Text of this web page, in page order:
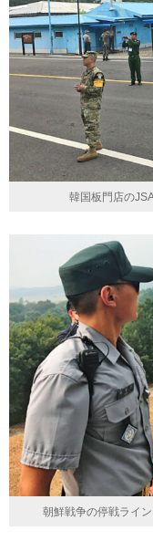
韓国板門店の
朝鮮戦争の停戦ライ